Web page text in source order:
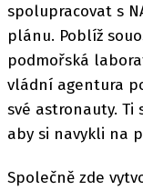
spolupracovat s
plánu. Poblíž
podmořská
vládní agentura
své astronauty.
aby si navykli na
Společně zde